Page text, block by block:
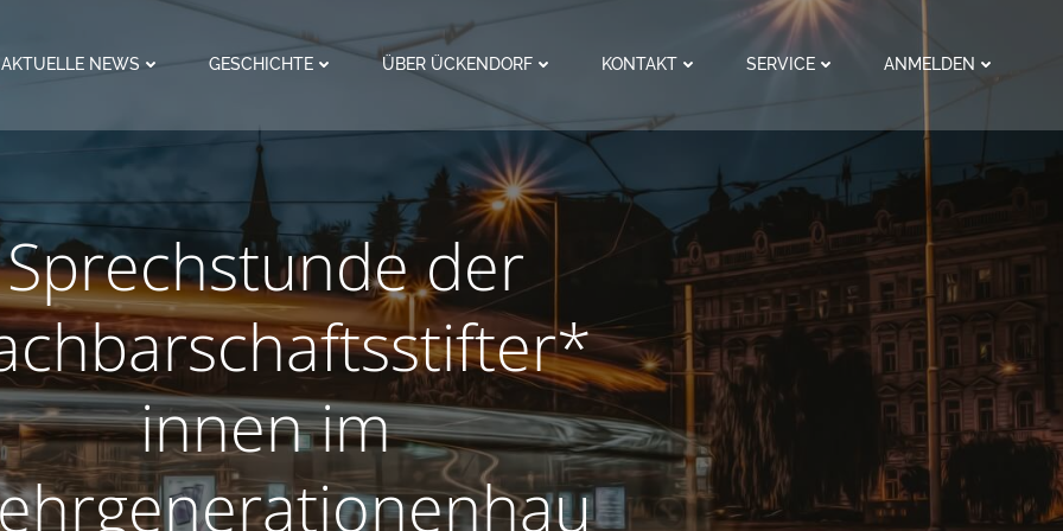
AKTUELLE NEWS GESCHICHTE ÜBER ÜCKENDORF KONTAKT SERVICE ANMELDEN
Sprechstunde der
innen im